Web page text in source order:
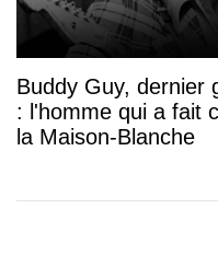
Buddy Guy, dernier
: l'homme qui a fait
la Maison-Blanche